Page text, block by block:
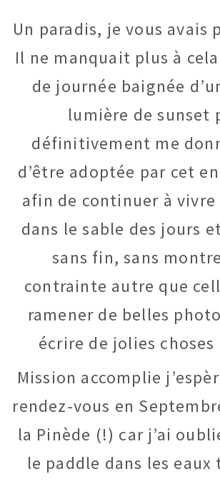
Un paradis, je vous avais
Il ne manquait plus à
de journée baignée
lumière de sunset
définitivement me
d’être adoptée par cet
afin de continuer à vivre
dans le sable des jours
sans fin, sans
contrainte autre que
ramener de belles
écrire de jolies
Mission accomplie
rendez-vous en
la Pinède (!) car j’ai
le paddle dans les eaux